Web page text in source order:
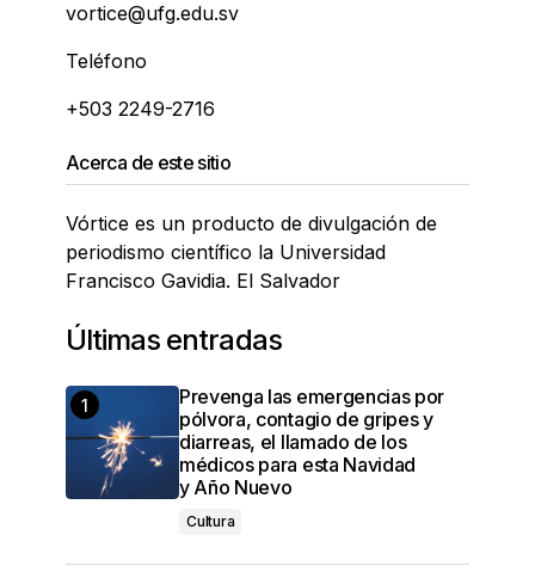
vortice@ufg.edu.sv
Teléfono
+503 2249-2716
Acerca de este sitio
Vórtice es un producto de divulgación de
periodismo científico la Universidad
Francisco Gavidia. El Salvador
Últimas entradas
Prevenga las emergencias por
pólvora, contagio de gripes y
diarreas, el llamado de los
médicos para esta Navidad
y Año Nuevo
Cultura